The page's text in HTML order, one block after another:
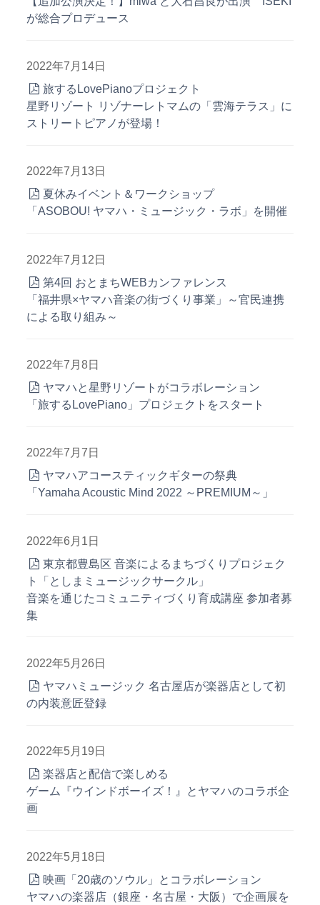
が総合プロデュース
2022年7月14日
旅するLovePianoプロジェクト
星野リゾート リゾナーレトマムの「雲海テラス」に
ストリートピアノが登場！
2022年7月13日
夏休みイベント＆ワークショップ
「ASOBOU! ヤマハ・ミュージック・ラボ」を開催
2022年7月12日
第4回 おとまちWEBカンファレンス
「福井県×ヤマハ音楽の街づくり事業」～官民連携
による取り組み～
2022年7月8日
ヤマハと星野リゾートがコラボレーション
「旅するLovePiano」プロジェクトをスタート
2022年7月7日
ヤマハアコースティックギターの祭典
「Yamaha Acoustic Mind 2022 ～PREMIUM～」
2022年6月1日
東京都豊島区 音楽によるまちづくりプロジェク
ト「としまミュージックサークル」
音楽を通じたコミュニティづくり育成講座 参加者募
集
2022年5月26日
ヤマハミュージック 名古屋店が楽器店として初
の内装意匠登録
2022年5月19日
楽器店と配信で楽しめる
ゲーム『ウインドボーイズ！』とヤマハのコラボ企
画
2022年5月18日
映画「20歳のソウル」とコラボレーション
ヤマハの楽器店（銀座・名古屋・大阪）で企画展を